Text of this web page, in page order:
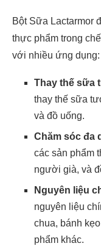
Bột Sữa Lactarmor
thực phẩm trong
với nhiều ứng dụng:
Thay thế sữa
thay thế sữa
và đồ uống.
Chăm sóc đa
các sản phẩm
người già, và
Nguyên liệu
nguyên liệu
chua, bánh
phẩm khác.